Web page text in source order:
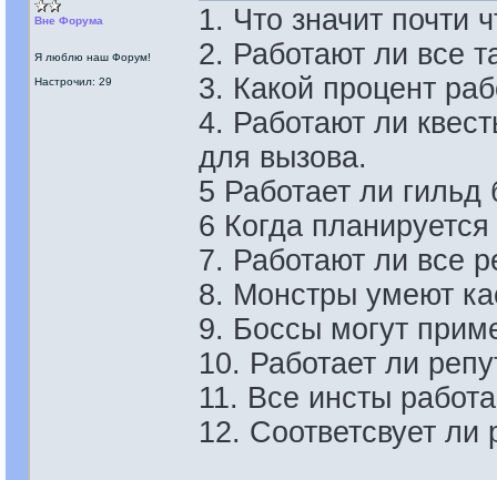
Вне Форума
Я люблю наш Форум!
Настрочил: 29
1. Что значит почти
2. Работают ли все
3. Какой процент
4. Работают ли
для вызова.
5 Работает ли гильд
6 Когда
7. Работают ли все
8. Монстры умеют
9. Боссы могут
10. Работает ли
11. Все инсты
12. Соответсвует